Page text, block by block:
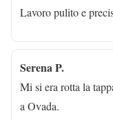
Lavoro pulito e
Serena P.
Mi si era rotta la
a Ovada.